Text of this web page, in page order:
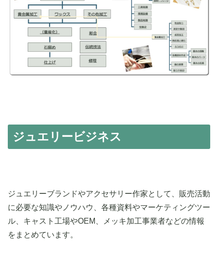
ジュエリービジネス
ジュエリーブランドやアクセサリー作家として、販売活動
に必要な知識やノウハウ、各種資料やマーケティングツー
ル、キャスト工場やOEM、メッキ加工事業者などの情報
をまとめています。